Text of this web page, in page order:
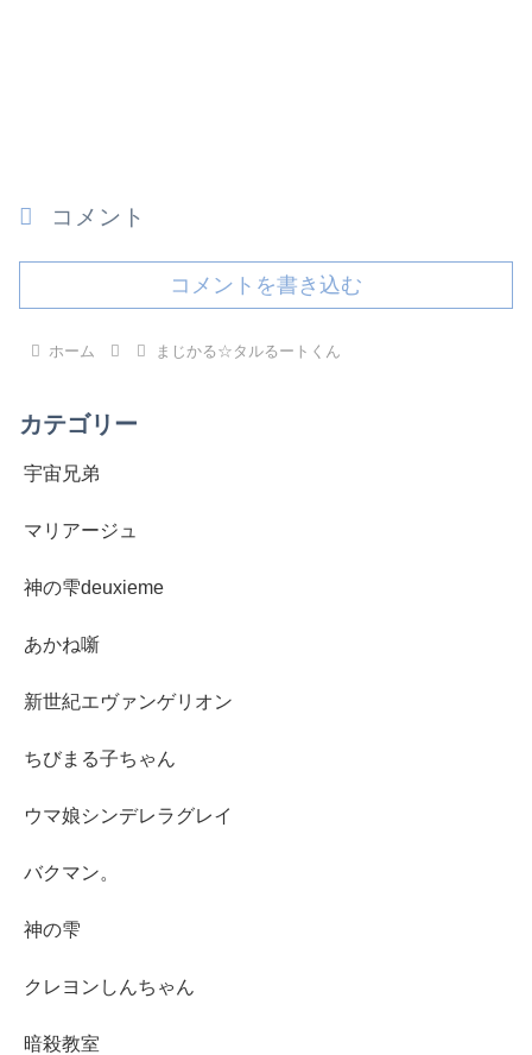
コメント
コメントを書き込む
ホーム まじかる☆タルるートくん
カテゴリー
宇宙兄弟
マリアージュ
神の雫deuxieme
あかね噺
新世紀エヴァンゲリオン
ちびまる子ちゃん
ウマ娘シンデレラグレイ
バクマン。
神の雫
クレヨンしんちゃん
暗殺教室